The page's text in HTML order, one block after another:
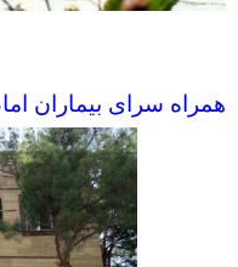
همراه سرای بیماران